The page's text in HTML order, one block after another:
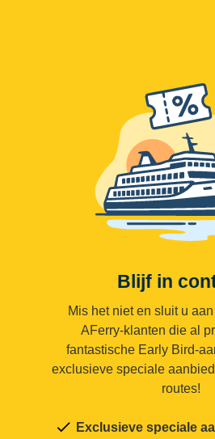
Blijf in
Mis het niet en sluit u
AFerry-klanten die al
fantastische Early Bird-
exclusieve speciale
routes!
Exclusieve speciale